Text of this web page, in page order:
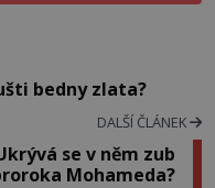
bedny zlata?
DALŠÍ ČLÁNEK
se v něm zub
Mohameda?